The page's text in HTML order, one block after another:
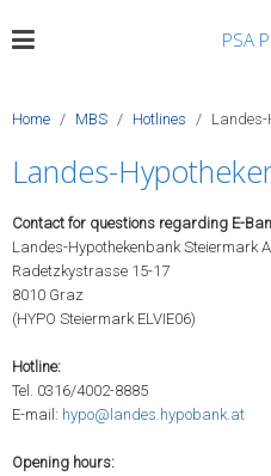
PSA
Home MBS Hotlines Landes-
Landes-
Contact for questions regarding E-
Landes-Hypothekenbank Steiermark
Radetzkystrasse 15-17
8010 Graz
(HYPO Steiermark ELVIE06)
Hotline:
Tel. 0316/4002-8885
E-mail: hypo@landes.hypobank.at
Opening hours: